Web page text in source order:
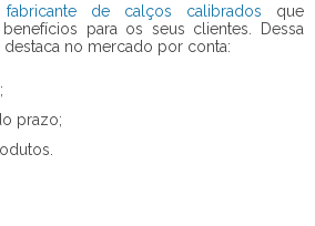
fabricante de calços calibrados que
para os seus clientes. Dessa
destaca no mercado por conta:
prazo;